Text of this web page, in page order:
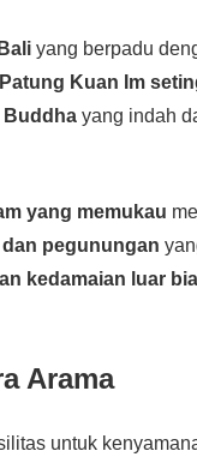
yang berpadu
Patung Kuan Im
Buddha yang indah
yang memukau
pegunungan
kedamaian luar
Arama
untuk